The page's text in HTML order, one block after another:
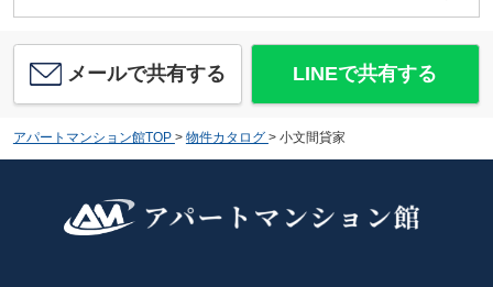
メールで共有する LINEで共有する
アパートマンション館TOP > 物件カタログ > 小文間貸家